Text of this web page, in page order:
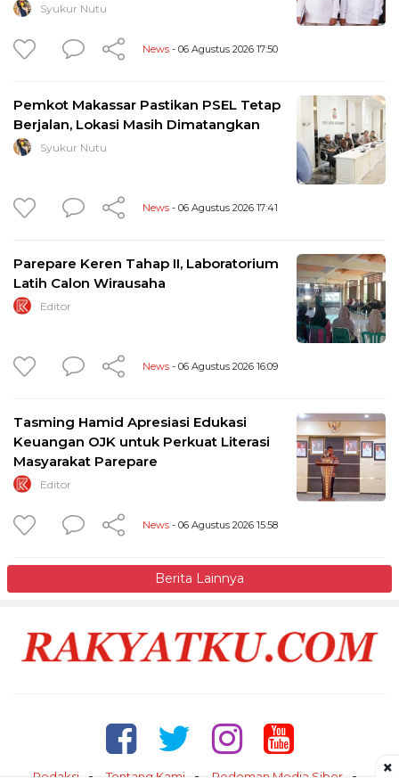
Syukur Nutu
News - 06 Agustus 2026 17:50
Pemkot Makassar Pastikan PSEL Tetap
Berjalan, Lokasi Masih Dimatangkan
Syukur Nutu
News - 06 Agustus 2026 17:41
Parepare Keren Tahap II, Laboratorium
Latih Calon Wirausaha
Editor
News - 06 Agustus 2026 16:09
Tasming Hamid Apresiasi Edukasi
Keuangan OJK untuk Perkuat Literasi
Masyarakat Parepare
Editor
News - 06 Agustus 2026 15:58
Berita Lainnya
×